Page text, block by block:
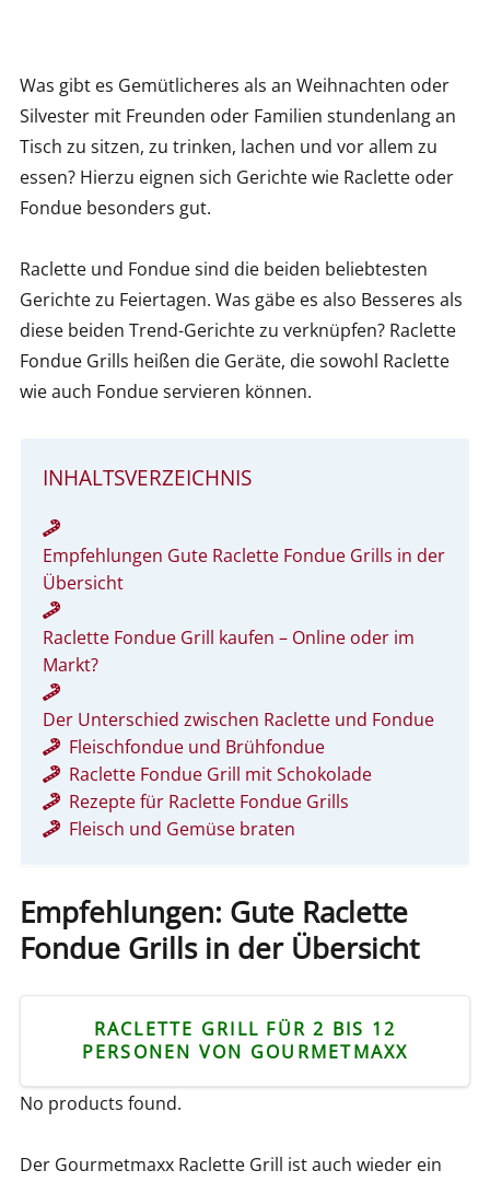
Was gibt es Gemütlicheres als an Weihnachten oder
Silvester mit Freunden oder Familien stundenlang an
Tisch zu sitzen, zu trinken, lachen und vor allem zu
essen? Hierzu eignen sich Gerichte wie Raclette oder
Fondue besonders gut.
Raclette und Fondue sind die beiden beliebtesten
Gerichte zu Feiertagen. Was gäbe es also Besseres als
diese beiden Trend-Gerichte zu verknüpfen? Raclette
Fondue Grills heißen die Geräte, die sowohl Raclette
wie auch Fondue servieren können.
INHALTSVERZEICHNIS
Empfehlungen Gute Raclette Fondue Grills in der
Übersicht
Raclette Fondue Grill kaufen – Online oder im
Markt?
Der Unterschied zwischen Raclette und Fondue
Fleischfondue und Brühfondue
Raclette Fondue Grill mit Schokolade
Rezepte für Raclette Fondue Grills
Fleisch und Gemüse braten
Empfehlungen: Gute Raclette
Fondue Grills in der Übersicht
RACLETTE GRILL FÜR 2 BIS 12
PERSONEN VON GOURMETMAXX
No products found.
Der Gourmetmaxx Raclette Grill ist auch wieder ein